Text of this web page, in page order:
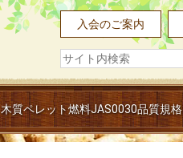
入会のご案内
木質ペレット燃料JAS0030品質規格